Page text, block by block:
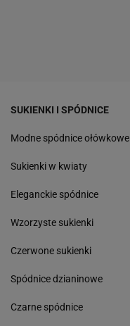
SUKIENKI I SPÓDNICE
Modne spódnice ołówkowe
Sukienki w kwiaty
Eleganckie spódnice
Wzorzyste sukienki
Czerwone sukienki
Spódnice dzianinowe
Czarne spódnice